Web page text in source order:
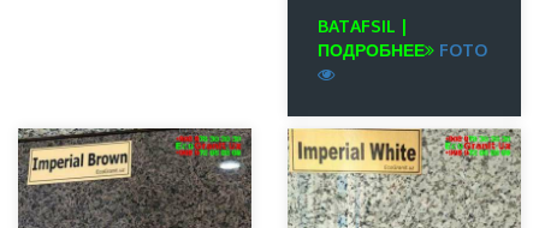
BATAFSIL |
ПОДРОБНЕЕ
FOTO